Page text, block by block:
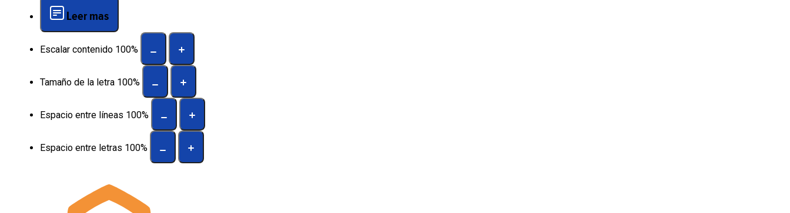
Leer mas
Escalar contenido 100%
Tamaño de la letra 100%
Espacio entre líneas 100%
Espacio entre letras 100%